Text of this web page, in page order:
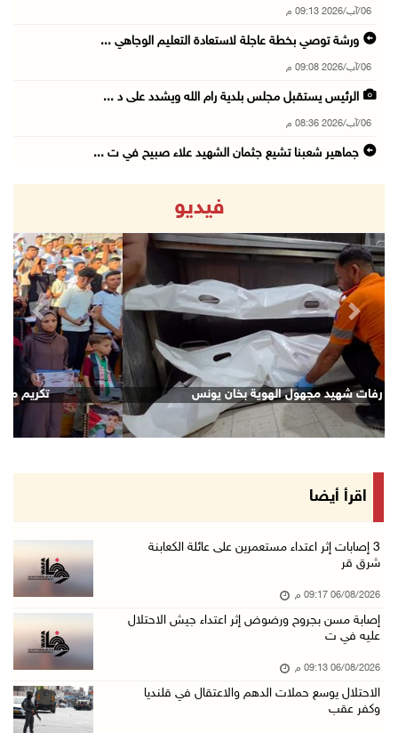
06/آب/2026 09:13 م
ورشة توصي بخطة عاجلة لاستعادة التعليم الوجاهي ...
06/آب/2026 09:08 م
الرئيس يستقبل مجلس بلدية رام الله ويشدد على د ...
06/آب/2026 08:36 م
جماهير شعبنا تشيع جثمان الشهيد علاء صبيح في ت ...
الاحتلال يوسع حملات الدهم والاعتقال في قلنديا ...
06/آب/2026 08:06 م
الرئيس المصري وملك البحرين يشددان على ضرورة ت ...
06/آب/2026 07:57 م
الاحتلال يخطر بإزالة أشجار زيتون والاستيلاء ع ...
06/آب/2026 07:53 م
رابطة العالم الإسلامي تدين تواصل انتهاكات الا ...
06/آب/2026 07:36 م
اليونيسف: استشهاد 300 طفل منذ وقف إطلاق النار ...
الاحتلال يدمّر بيت الزوجية قبل ساعات من الزفا ...
إصابتان بالرصاص والاعتداء خلال اقتحام الاحتلا ...
06/آب/2026 06:56 م
الاحتلال يسلم جثمان الشهيد علاء صبيح من قرية ...
06/آب/2026 06:38 م
دودين والتميمي يسلمان قرار تخصيص أرض لصالح مد ...
بيت لحم: حجاوي يتفقد بلدة نحالين ويطلع على اح ...
فيديو
انتشال رفات شهيد مجهول الهوية بخان يونس
Next
اقرأ أيضا
‏3 إصابات إثر اعتداء مستعمرين على عائلة الكعابنة
شرق قر
06/08/2026 09:17 م
إصابة مسن بجروح ورضوض إثر اعتداء جيش الاحتلال
عليه في ت
06/08/2026 09:13 م
الاحتلال يوسع حملات الدهم والاعتقال في قلنديا
وكفر عقب